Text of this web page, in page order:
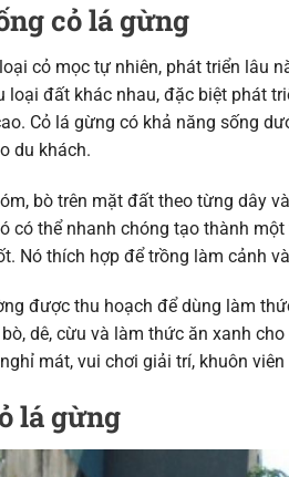
cỏ lá gừng
cỏ mọc tự nhiên, phát triển lâu
loại đất khác nhau, đặc biệt phát
Cỏ lá gừng có khả năng sống
du khách.
bò trên mặt đất theo từng dây
có thể nhanh chóng tạo thành
Nó thích hợp để trồng làm cảnh
được thu hoạch để dùng làm
dê, cừu và làm thức ăn xanh
mát, vui chơi giải trí, khuôn
lá gừng